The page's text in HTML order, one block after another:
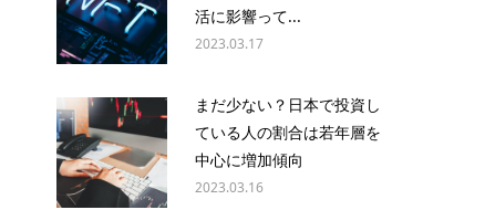
活に影響って...
2023.03.17
まだ少ない？日本で投資し
ている人の割合は若年層を
中心に増加傾向
2023.03.16